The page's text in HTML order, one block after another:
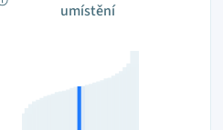
umístění